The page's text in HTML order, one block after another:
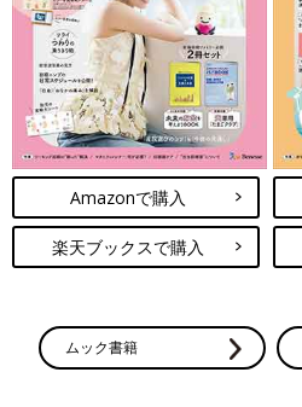
Amazonで購入
楽天ブックスで購入
ムック書籍